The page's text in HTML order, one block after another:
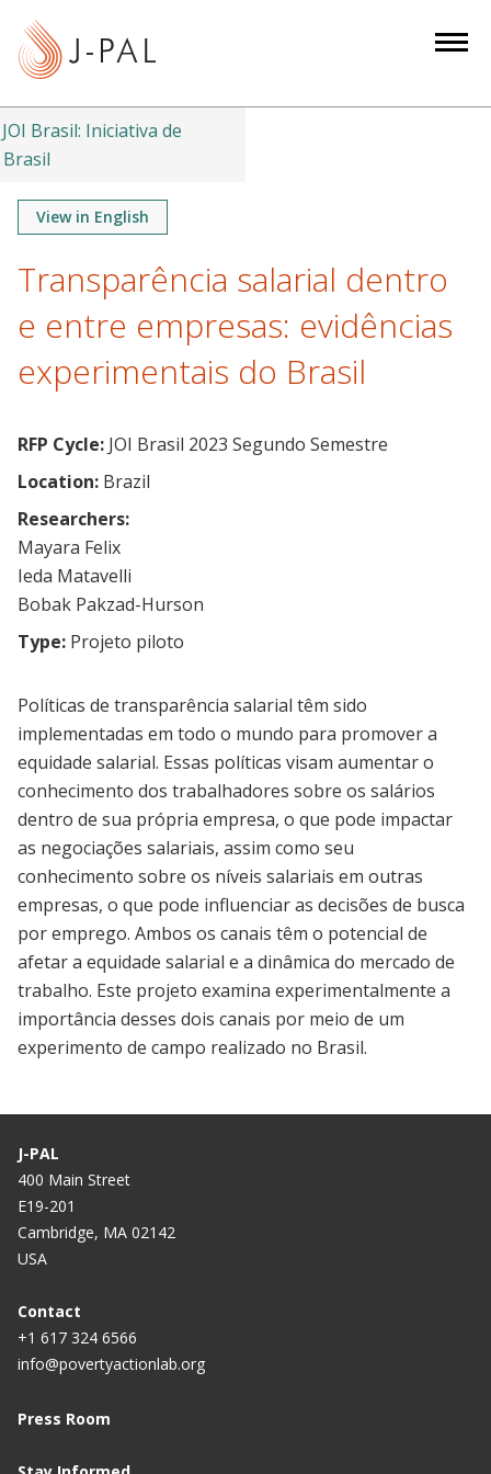
t
o
JOI Brasil: Iniciativa de
View in English
Transparência salarial dentro
e entre empresas: evidências
experimentais do Brasil
RFP Cycle: JOI Brasil 2023 Segundo Semestre
Location: Brazil
Researchers:
Mayara Felix
Ieda Matavelli
Bobak Pakzad-Hurson
Type: Projeto piloto
Políticas de transparência salarial têm sido
implementadas em todo o mundo para promover a
equidade salarial. Essas políticas visam aumentar o
conhecimento dos trabalhadores sobre os salários
dentro de sua própria empresa, o que pode impactar
as negociações salariais, assim como seu
conhecimento sobre os níveis salariais em outras
empresas, o que pode influenciar as decisões de busca
por emprego. Ambos os canais têm o potencial de
afetar a equidade salarial e a dinâmica do mercado de
trabalho. Este projeto examina experimentalmente a
importância desses dois canais por meio de um
experimento de campo realizado no Brasil.
J-PAL
400 Main Street
E19-201
Cambridge, MA 02142
USA
Contact
+1 617 324 6566
info@povertyactionlab.org
Press Room